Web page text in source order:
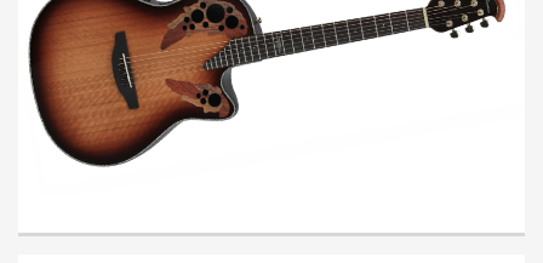
Gitara akustyczna / klasyczna
Gitara basowa
Gitara elektryczna